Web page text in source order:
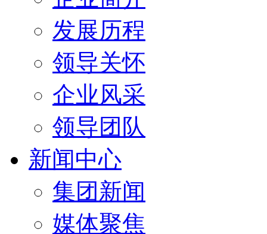
发展历程
领导关怀
企业风采
领导团队
新闻中心
集团新闻
媒体聚焦